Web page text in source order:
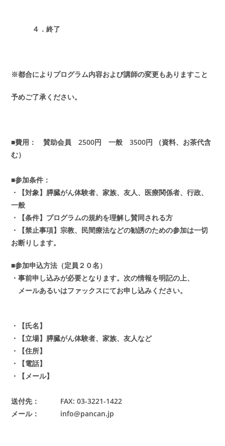
４．終了
※都合によりプログラム内容および講師の変更もありますこと
予めご了承ください。
■費用： 賛助会員 2500円一般 3500円 （資料、お茶代含
む）
■参加条件：
・【対象】膵臓がん体験者、家族、友人、医療関係者、行政、
一般
・【条件】プログラムの規約を理解し賛同される方
・【禁止事項】宗教、民間療法などの勧誘のための参加は一切
お断りします。
■参加申込方法（定員２０名）
・事前申し込みが必要となります。次の情報を明記の上、
メールあるいはファックスにてお申し込みください。
・【氏名】
・【立場】膵臓がん体験者、家族、友人など
・【住所】
・【電話】
・【メール】
送付先： FAX: 03-3221-1422
メール： info@pancan.jp